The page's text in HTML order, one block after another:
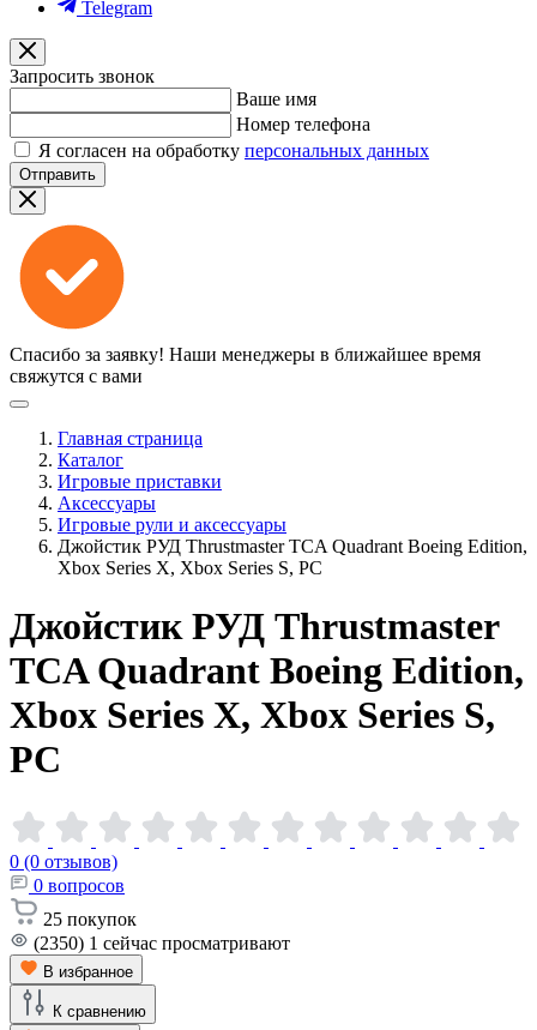
Telegram
Запросить звонок
Ваше имя
Номер телефона
Я согласен на обработку персональных данных
Отправить
Спасибо за заявку! Наши менеджеры в ближайшее время
свяжутся с вами
Главная страница
Каталог
Игровые приставки
Аксессуары
Игровые рули и аксессуары
Джойстик РУД Thrustmaster TCA Quadrant Boeing Edition,
Xbox Series X, Xbox Series S, PC
Джойстик РУД Thrustmaster
TCA Quadrant Boeing Edition,
Xbox Series X, Xbox Series S,
PC
0 (0 отзывов)
0 вопросов
25 покупок
(2350) 1 сейчас просматривают
В избранное
К сравнению